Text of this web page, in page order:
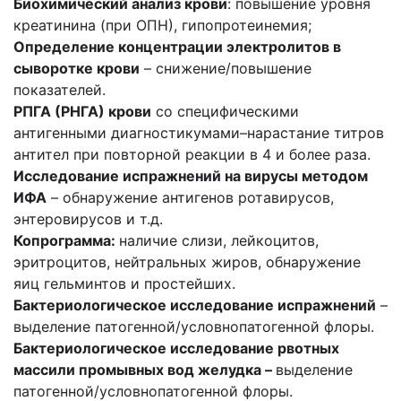
Биохимический анализ крови: повышение уровня
креатинина (при ОПН), гипопротеинемия;
Определение концентрации электролитов в
сыворотке крови – снижение/повышение
показателей.
РПГА (РНГА) крови со специфическими
антигенными диагностикумами–нарастание титров
антител при повторной реакции в 4 и более раза.
Исследование испражнений на вирусы методом
ИФА – обнаружение антигенов ротавирусов,
энтеровирусов и т.д.
Копрограмма: наличие слизи, лейкоцитов,
эритроцитов, нейтральных жиров, обнаружение
яиц гельминтов и простейших.
Бактериологическое исследование испражнений –
выделение патогенной/условнопатогенной флоры.
Бактериологическое исследование рвотных
массили промывных вод желудка – выделение
патогенной/условнопатогенной флоры.